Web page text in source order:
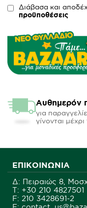
Διάβασα και
προϋποθέσεις
Αυθημερόν
για
γίνονται μέχρι
ΕΠΙΚΟΙΝΩΝΊΑ
Δ: Πειραιώς 8,
Τ: +30 210 4827501
F: 210 3428691-2